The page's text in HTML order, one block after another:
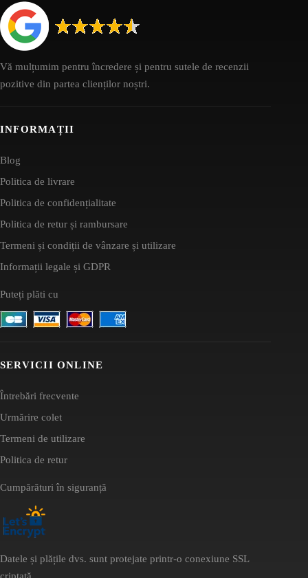
Vă mulțumim pentru încredere și pentru sutele de recenzii
pozitive din partea clienților noștri.
INFORMAȚII
Blog
Politica de livrare
Politica de confidențialitate
Politica de retur și rambursare
Termeni și condiții de vânzare și utilizare
Informații legale și GDPR
Puteți plăti cu
SERVICII ONLINE
Întrebări frecvente
Urmărire colet
Termeni de utilizare
Politica de retur
Cumpărături în siguranță
Datele și plățile dvs. sunt protejate printr-o conexiune SSL
criptată.